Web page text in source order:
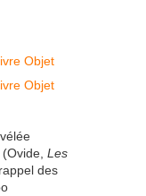
Les
des